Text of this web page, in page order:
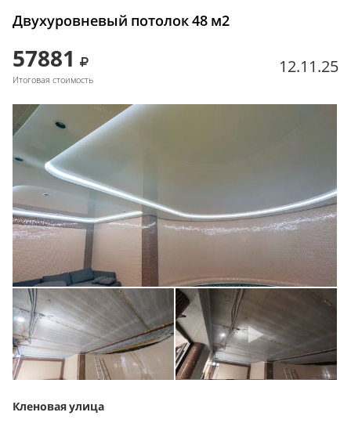
Двухуровневый потолок 48 м2
57881
Итоговая стоимость
12.11.25
Кленовая улица